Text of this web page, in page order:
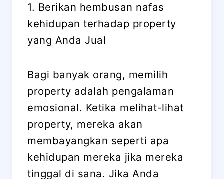
1. Berikan hembusan nafas
kehidupan terhadap property
yang Anda Jual
Bagi banyak orang, memilih
property adalah pengalaman
emosional. Ketika melihat-lihat
property, mereka akan
membayangkan seperti apa
kehidupan mereka jika mereka
tinggal di sana. Jika Anda